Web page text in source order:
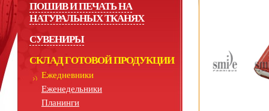
ПОШИВ И ПЕЧАТЬ НА
НАТУРАЛЬНЫХ ТКАНЯХ
СУВЕНИРЫ
СКЛАД ГОТОВОЙ ПРОДУКЦИИ
Ежедневники
Еженедельники
Планинги